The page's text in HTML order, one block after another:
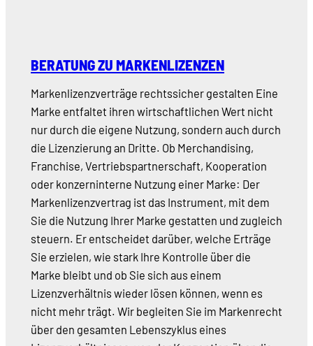
BERATUNG ZU MARKENLIZENZEN
Markenlizenzverträge rechtssicher gestalten Eine
Marke entfaltet ihren wirtschaftlichen Wert nicht
nur durch die eigene Nutzung, sondern auch durch
die Lizenzierung an Dritte. Ob Merchandising,
Franchise, Vertriebspartnerschaft, Kooperation
oder konzerninterne Nutzung einer Marke: Der
Markenlizenzvertrag ist das Instrument, mit dem
Sie die Nutzung Ihrer Marke gestatten und zugleich
steuern. Er entscheidet darüber, welche Erträge
Sie erzielen, wie stark Ihre Kontrolle über die
Marke bleibt und ob Sie sich aus einem
Lizenzverhältnis wieder lösen können, wenn es
nicht mehr trägt. Wir begleiten Sie im Markenrecht
über den gesamten Lebenszyklus eines